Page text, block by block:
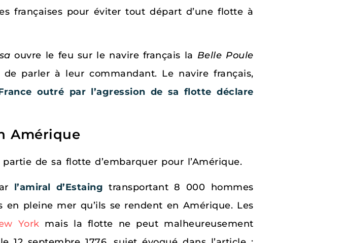
françaises pour éviter tout départ d’une flotte à
ouvre le feu sur le navire français la Belle Poule
de parler à leur commandant. Le navire français,
outré par l’agression de sa flotte déclare
Amérique
de sa flotte d’embarquer pour l’Amérique.
l’amiral d’Estaing transportant 8 000 hommes
pleine mer qu’ils se rendent en Amérique. Les
York mais la flotte ne peut malheureusement